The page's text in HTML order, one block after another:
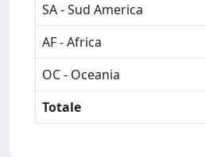
SA - Sud America
AF - Africa
OC - Oceania
Totale